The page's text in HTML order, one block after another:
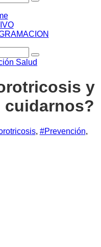
Salud
y
cuidarnos?
, #Prevención,